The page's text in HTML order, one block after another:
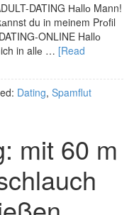
DATING Наllо Mann!
du in meinem Prоfil
ONLINE Hallо
in allе … [Read
Dating, Spamflut
mit 60 m